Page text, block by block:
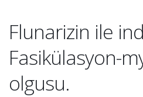
Flunarizin ile
Fasikülasyon-
olgusu.